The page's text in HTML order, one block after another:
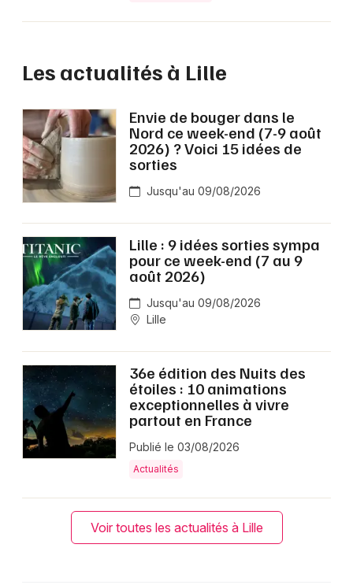
Les actualités à Lille
Envie de bouger dans le
Nord ce week-end (7-9 août
2026) ? Voici 15 idées de
sorties
Jusqu'au 09/08/2026
Lille : 9 idées sorties sympa
pour ce week-end (7 au 9
août 2026)
Jusqu'au 09/08/2026
Lille
36e édition des Nuits des
étoiles : 10 animations
exceptionnelles à vivre
partout en France
Publié le 03/08/2026
Actualités
Voir toutes les actualités à Lille